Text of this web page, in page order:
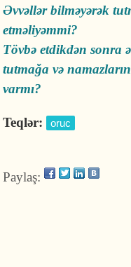
Əvvəllər bilməyərək
etməliyəmmi?
Tövbə etdikdən sonra
tutmağa və
varmı?
Teqlər: oruc
Paylaş: